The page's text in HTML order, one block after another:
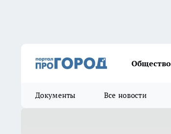
Общество
Документы Все новости